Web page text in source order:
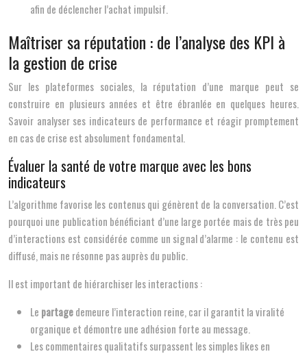
afin de déclencher l’achat impulsif.
Maîtriser sa réputation : de l’analyse des KPI à
la gestion de crise
Sur les plateformes sociales, la réputation d’une marque peut se
construire en plusieurs années et être ébranlée en quelques heures.
Savoir analyser ses indicateurs de performance et réagir promptement
en cas de crise est absolument fondamental.
Évaluer la santé de votre marque avec les bons
indicateurs
L’algorithme favorise les contenus qui génèrent de la conversation. C’est
pourquoi une publication bénéficiant d’une large portée mais de très peu
d’interactions est considérée comme un signal d’alarme : le contenu est
diffusé, mais ne résonne pas auprès du public.
Il est important de hiérarchiser les interactions :
Le partagedemeure l’interaction reine, car il garantit la viralité
organique et démontre une adhésion forte au message.
Les commentaires qualitatifs surpassent les simples likes en